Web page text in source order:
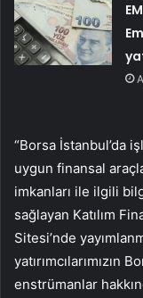
“Borsa İstanbul’da
uygun finansal
imkanları ile ilgili
sağlayan Katılım
Sitesi’nde
yatırımcılarımızın
enstrümanlar